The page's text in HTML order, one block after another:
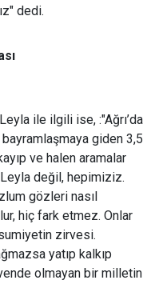
dedi.
ile ilgili ise, :"Ağrı’da
giden 3,5
ve halen aramalar
değil, hepimiziz.
gözleri nasıl
hiç fark etmez. Onlar
zirvesi.
yatıp kalkıp
olmayan bir milletin